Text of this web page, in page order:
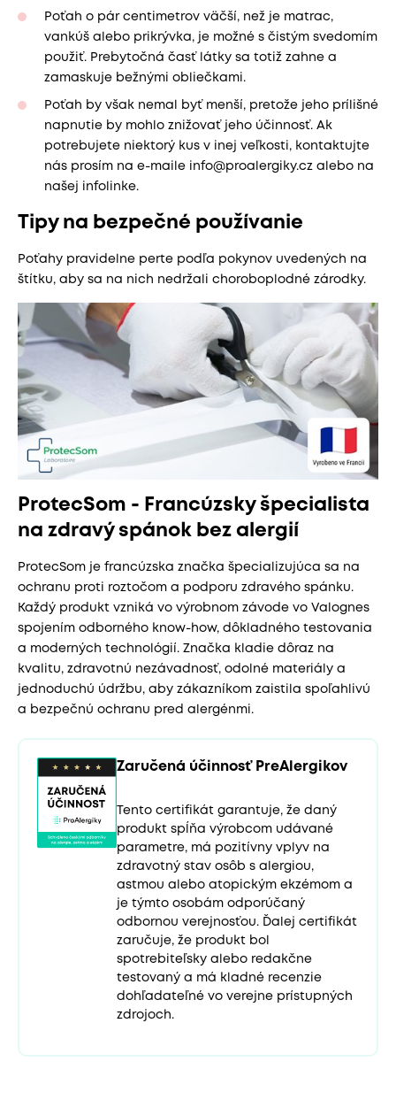
Poťah o pár centimetrov väčší, než je matrac,
vankúš alebo prikrývka, je možné s čistým svedomím
použiť. Prebytočná časť látky sa totiž zahne a
zamaskuje bežnými obliečkami.
Poťah by však nemal byť menší, pretože jeho prílišné
napnutie by mohlo znižovať jeho účinnosť. Ak
potrebujete niektorý kus v inej veľkosti, kontaktujte
nás prosím na e-maile info@proalergiky.cz alebo na
našej infolinke.
Tipy na bezpečné používanie
Poťahy pravidelne perte podľa pokynov uvedených na
štítku, aby sa na nich nedržali choroboplodné zárodky.
ProtecSom - Francúzsky špecialista
na zdravý spánok bez alergií
ProtecSom je francúzska značka špecializujúca sa na
ochranu proti roztočom a podporu zdravého spánku.
Každý produkt vzniká vo výrobnom závode vo Valognes
spojením odborného know-how, dôkladného testovania
a moderných technológií. Značka kladie dôraz na
kvalitu, zdravotnú nezávadnosť, odolné materiály a
jednoduchú údržbu, aby zákazníkom zaistila spoľahlivú
a bezpečnú ochranu pred alergénmi.
Zaručená účinnosť PreAlergikov
Tento certifikát garantuje, že daný
produkt spĺňa výrobcom udávané
parametre, má pozitívny vplyv na
zdravotný stav osôb s alergiou,
astmou alebo atopickým ekzémom a
je týmto osobám odporúčaný
odbornou verejnosťou. Ďalej certifikát
zaručuje, že produkt bol
spotrebiteľsky alebo redakčne
testovaný a má kladné recenzie
dohľadateľné vo verejne prístupných
zdrojoch.